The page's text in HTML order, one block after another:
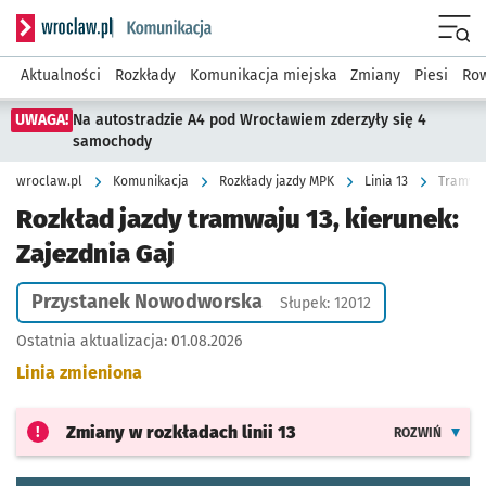
Serwis informacyjny wroclaw.pl podserwis: Komunikacja
Aktualności Rozkłady Komunikacja miejska Zmiany Piesi
UWAGA! Na autostradzie A4 pod Wrocławiem zderzyły się 4
samochody
wroclaw.pl Komunikacja Rozkłady jazdy MPK Linia 13
Rozkład jazdy tramwaju 13, kierunek:
Zajezdnia Gaj
Przystanek Nowodworska Słupek: 12012
Ostatnia aktualizacja: 01.08.2026
Linia zmieniona
Zmiany w rozkładach linii 13 ROZWIŃ